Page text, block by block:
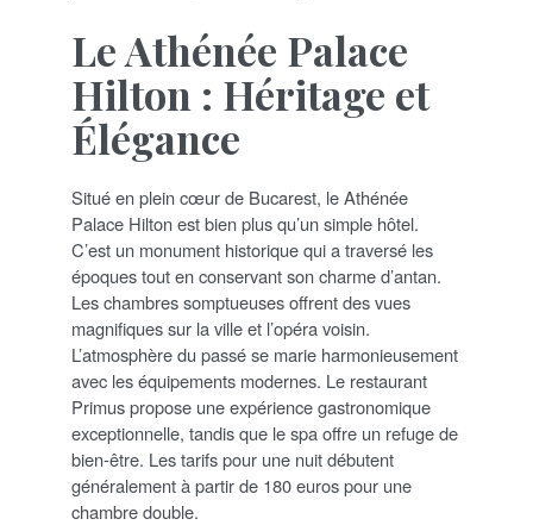
Le Athénée Palace
Hilton : Héritage et
Élégance
Situé en plein cœur de Bucarest, le Athénée
Palace Hilton est bien plus qu’un simple hôtel.
C’est un monument historique qui a traversé les
époques tout en conservant son charme d’antan.
Les chambres somptueuses offrent des vues
magnifiques sur la ville et l’opéra voisin.
L’atmosphère du passé se marie harmonieusement
avec les équipements modernes. Le restaurant
Primus propose une expérience gastronomique
exceptionnelle, tandis que le spa offre un refuge de
bien-être. Les tarifs pour une nuit débutent
généralement à partir de 180 euros pour une
chambre double.